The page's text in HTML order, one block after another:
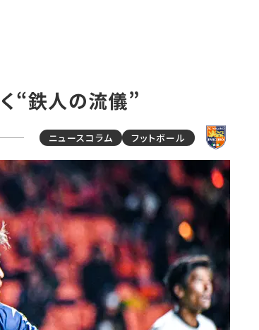
“鉄人の流儀”
ニュースコラム フットボール